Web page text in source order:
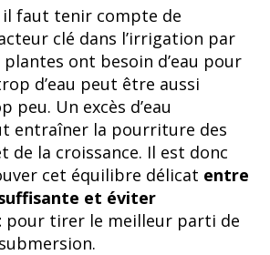
il faut tenir compte de
clé dans l’irrigation par
ont besoin d’eau pour
d’eau peut être aussi
peu. Un excès d’eau
entraîner la pourriture des
de la croissance. Il est donc
cet équilibre délicat entre
et éviter
pour tirer le meilleur parti de